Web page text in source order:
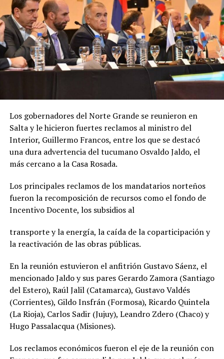
Los gobernadores del Norte Grande se reunieron en
Salta y le hicieron fuertes reclamos al ministro del
Interior, Guillermo Francos, entre los que se destacó
una dura advertencia del tucumano Osvaldo Jaldo, el
más cercano a la Casa Rosada.
Los principales reclamos de los mandatarios norteños
fueron la recomposición de recursos como el fondo de
Incentivo Docente, los subsidios al
transporte y la energía, la caída de la coparticipación y
la reactivación de las obras públicas.
En la reunión estuvieron el anfitrión Gustavo Sáenz, el
mencionado Jaldo y sus pares Gerardo Zamora (Santiago
del Estero), Raúl Jalil (Catamarca), Gustavo Valdés
(Corrientes), Gildo Insfrán (Formosa), Ricardo Quintela
(La Rioja), Carlos Sadir (Jujuy), Leandro Zdero (Chaco) y
Hugo Passalacqua (Misiones).
Los reclamos económicos fueron el eje de la reunión con